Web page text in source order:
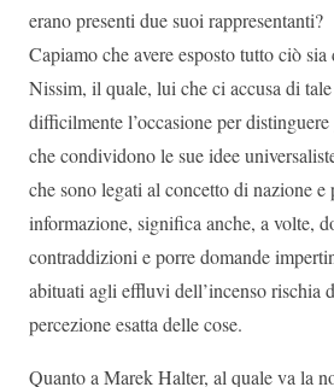
erano presenti due suoi rappresentanti?
Capiamo che avere esposto tutto ciò
Nissim, il quale, lui che ci accusa di
difficilmente l’occasione per
che condividono le sue idee
che sono legati al concetto di nazione e
informazione, significa anche, a volte,
contraddizioni e porre domande
abituati agli effluvi dell’incenso rischia
percezione esatta delle cose.
Quanto a Marek Halter, al quale va la